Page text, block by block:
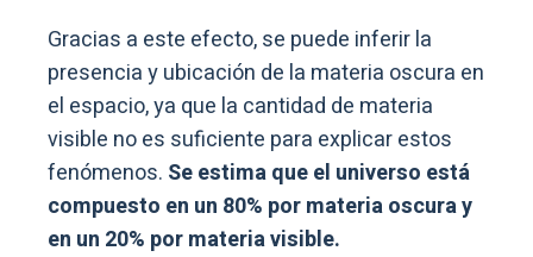
Gracias a este efecto, se puede inferir la
presencia y ubicación de la materia oscura en
el espacio, ya que la cantidad de materia
visible no es suficiente para explicar estos
fenómenos. Se estima que el universo está
compuesto en un 80% por materia oscura y
en un 20% por materia visible.